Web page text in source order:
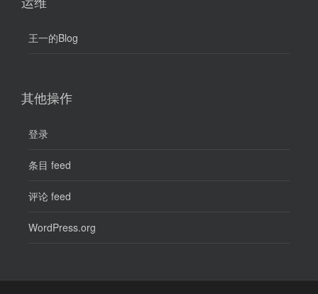
王一的Blog
其他操作
登录
条目 feed
评论 feed
WordPress.org